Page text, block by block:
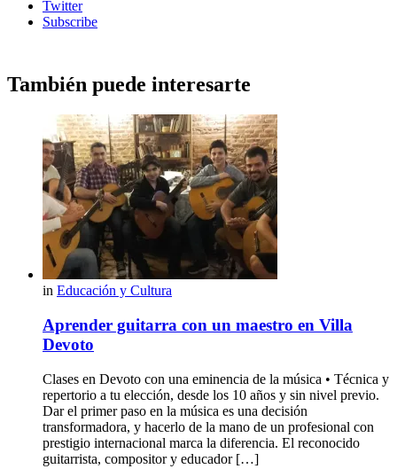
Twitter
Subscribe
También puede interesarte
in Educación y Cultura
Aprender guitarra con un maestro en Villa
Devoto
Clases en Devoto con una eminencia de la música • Técnica y
repertorio a tu elección, desde los 10 años y sin nivel previo.
Dar el primer paso en la música es una decisión
transformadora, y hacerlo de la mano de un profesional con
prestigio internacional marca la diferencia. El reconocido
guitarrista, compositor y educador […]